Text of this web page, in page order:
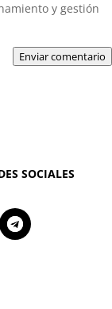
y gestión
Enviar comentario
SOCIALES